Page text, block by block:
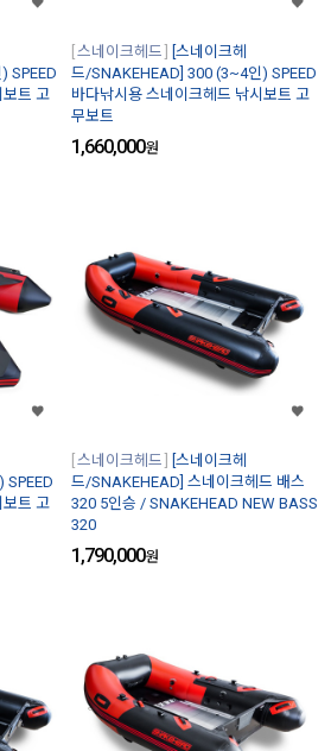
SPEED
보트 고
스네이크헤드
[스네이크헤
드/SNAKEHEAD] 300 (3~4인) SPEED
바다낚시용 스네이크헤드 낚시보트 고
무보트
1,660,000원
보트 고
스네이크헤드
[스네이크헤
드/SNAKEHEAD] 스네이크헤드 배스
320 5인승 / SNAKEHEAD NEW BASS
320
1,790,000원